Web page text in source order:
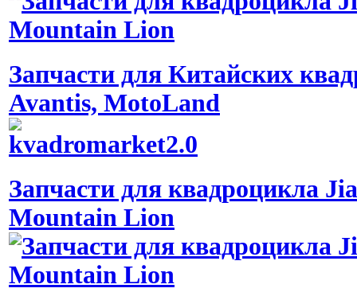
Запчасти для Китайских
Avantis, MotoLand
Запчасти для квадроцикла
Mountain Lion